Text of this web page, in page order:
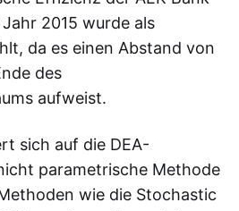
2015 wurde als
da es einen Abstand von
des
aufweist.
sich auf die DEA-
parametrische Methode
wie die Stochastic